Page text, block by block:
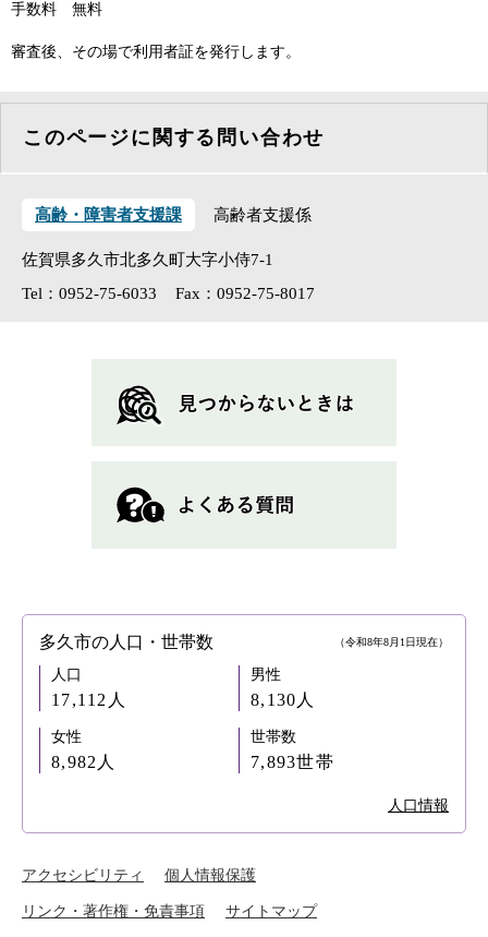
手数料 無料
審査後、その場で利用者証を発行します。
このページに関する問い合わせ
高齢・障害者支援課 高齢者支援係
佐賀県多久市北多久町大字小侍7-1
Tel：0952-75-6033
Fax：0952-75-8017
多久市の人口・世帯数 （令和8年8月1日現在）
人口
17,112人
男性
8,130人
女性
8,982人
世帯数
7,893世帯
人口情報
アクセシビリティ 個人情報保護
リンク・著作権・免責事項 サイトマップ